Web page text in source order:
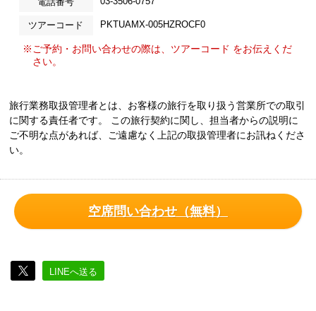
ツアーコード PKTUAMX-005HZROCF0
※ご予約・お問い合わせの際は、ツアーコード をお伝えくだ
さい。
旅行業務取扱管理者とは、お客様の旅行を取り扱う営業所での取引
に関する責任者です。 この旅行契約に関し、担当者からの説明に
ご不明な点があれば、ご遠慮なく上記の取扱管理者にお訊ねくださ
い。
空席問い合わせ（無料）
LINEへ送る